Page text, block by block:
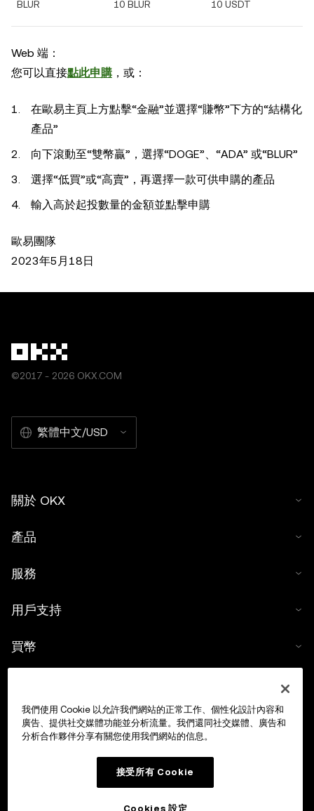
BLUR 10 BLUR 10 USDT
Web 端：
您可以直接點此申購 ，或：
在歐易主頁上方點擊“金融”並選擇“賺幣”下方的“結構化
產品”
向下滾動至“雙幣贏”，選擇“DOGE”、“ADA” 或“BLUR”
選擇“低買”或“高賣”，再選擇一款可供申購的產品
輸入高於起投數量的金額並點擊申購
歐易團隊
2023年5月18日
©2017 - 2026 OKX.COM
繁體中文/USD
關於 OKX
產品
服務
用戶支持
買幣
交易
我們使用 Cookie 以允許我們網站的正常工作、個性化設計內容和
廣告、提供社交媒體功能並分析流量。我們還同社交媒體、廣告和
分析合作夥伴分享有關您使用我們網站的信息。
接受所有 Cookie
Cookies 設定